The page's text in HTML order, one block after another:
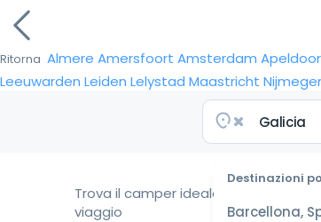
Ritorna Almere Amersfoort Amsterdam
Leeuwarden Leiden Lelystad Maastricht
Destinazioni
Barcellona,
Trova il camper ideale per il tuo
viaggio